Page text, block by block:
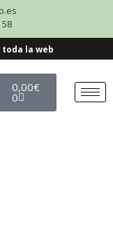
58
toda la web
0,00€
0